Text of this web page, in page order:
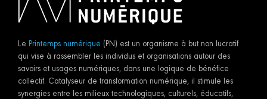
Le Printemps numérique (PN) est un organisme à but non lucratif
qui vise à rassembler les individus et organisations autour des
savoirs et usages numériques, dans une logique de bénéfice
collectif. Catalyseur de transformation numérique, il stimule les
synergies entre les milieux technologiques, culturels, éducatifs,